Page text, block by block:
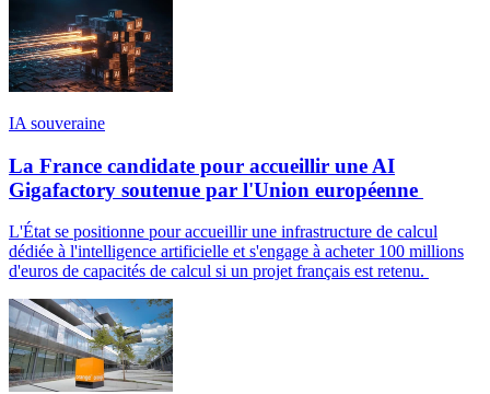
IA souveraine
La France candidate pour accueillir une AI
Gigafactory soutenue par l'Union européenne
L'État se positionne pour accueillir une infrastructure de calcul
dédiée à l'intelligence artificielle et s'engage à acheter 100 millions
d'euros de capacités de calcul si un projet français est retenu.